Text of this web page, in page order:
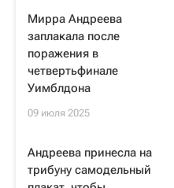
Мирра Андреева
заплакала после
поражения в
четвертьфинале
Уимблдона
09 июля 2025
Андреева принесла на
трибуну самодельный